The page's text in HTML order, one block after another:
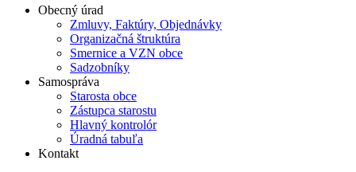
Obecný úrad
Zmluvy, Faktúry, Objednávky
Organizačná štruktúra
Smernice a VZN obce
Sadzobníky
Samospráva
Starosta obce
Zástupca starostu
Hlavný kontrolór
Úradná tabuľa
Kontakt